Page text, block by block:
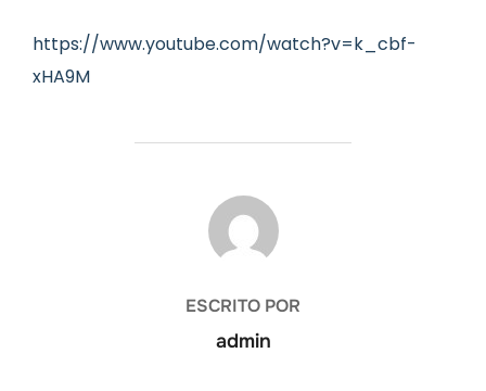
https://www.youtube.com/watch?v=k_cbf-
xHA9M
AUTOR DE LA ENTRADA
ESCRITO POR
admin